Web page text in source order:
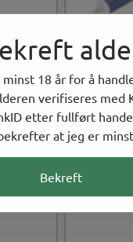
18 år for å
verifiseres med
etter fullført
at jeg er
Bekreft